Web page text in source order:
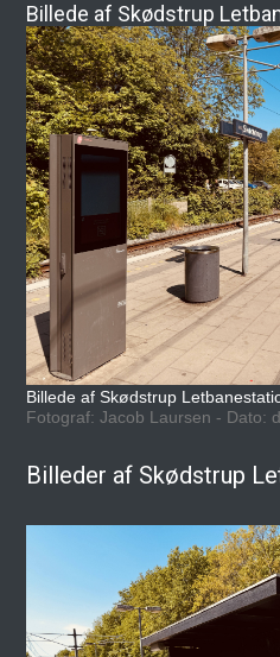
Billede af Skødstrup
Billede af Skødstrup
Fotograf: Jacob Laursen - Dato:
Billeder af Skødstrup